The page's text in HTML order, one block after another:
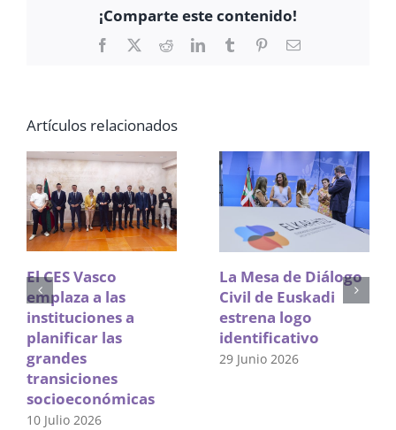
¡Comparte este contenido!
Facebook RedditLinkedInTumblr PinterestCorreo
Artículos relacionados
El CES Vasco
emplaza a las
instituciones a
planificar las
grandes
transiciones
socioeconómicas
10 Julio 2026
La Mesa de Diálogo
Civil de Euskadi
estrena logo
identificativo
29 Junio 2026